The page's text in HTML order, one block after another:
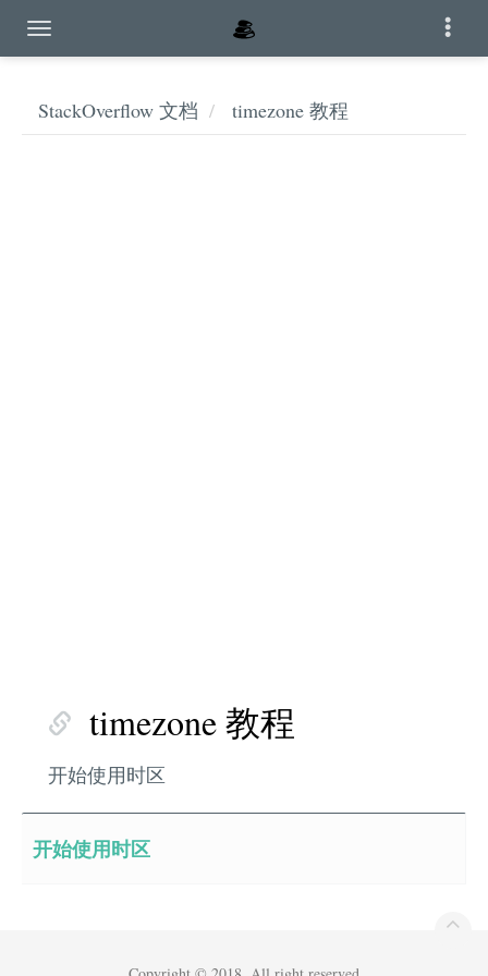
StackOverflow 文档 timezone 教程
timezone 教程
开始使用时区
开始使用时区